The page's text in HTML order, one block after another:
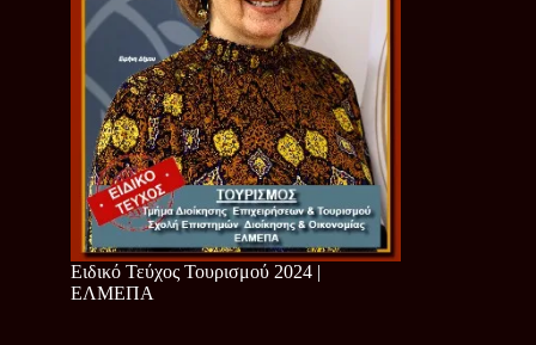
Ειδικό Τεύχος Τουρισμού 2024 |
ΕΛΜΕΠΑ